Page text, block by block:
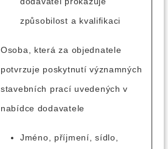
způsobilost a kvalifikaci
Osoba, která za objednatele
potvrzuje poskytnutí významných
stavebních prací uvedených v
nabídce dodavatele
Jméno, příjmení, sídlo,